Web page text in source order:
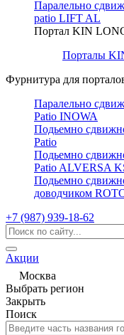
Паралельно
patio LIFT AL
Портал KIN
Порталы
Фурнитура для
Паралельно
Patio INOWA
Подьемно
Patio
Подьемно
Patio ALVERSA
Подьемно
доводчиком
+7 (987) 939-18-62
Акции
Москва
Выбрать регион
Закрыть
Поиск